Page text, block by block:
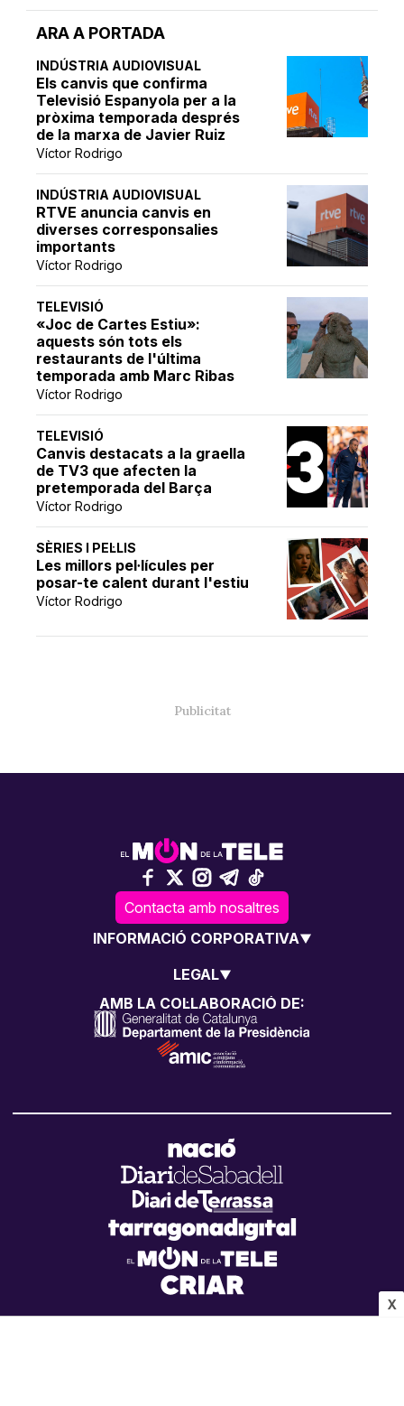
X
ARA A PORTADA
INDÚSTRIA AUDIOVISUAL
Els canvis que confirma
Televisió Espanyola per a la
pròxima temporada després
de la marxa de Javier Ruiz
Víctor Rodrigo
INDÚSTRIA AUDIOVISUAL
RTVE anuncia canvis en
diverses corresponsalies
importants
Víctor Rodrigo
TELEVISIÓ
«Joc de Cartes Estiu»:
aquests són tots els
restaurants de l'última
temporada amb Marc Ribas
Víctor Rodrigo
TELEVISIÓ
Canvis destacats a la graella
de TV3 que afecten la
pretemporada del Barça
Víctor Rodrigo
SÈRIES I PEL·LIS
Les millors pel·lícules per
posar-te calent durant l'estiu
Víctor Rodrigo
Contacta amb nosaltres
INFORMACIÓ CORPORATIVA
LEGAL
AMB LA COL·LABORACIÓ DE: